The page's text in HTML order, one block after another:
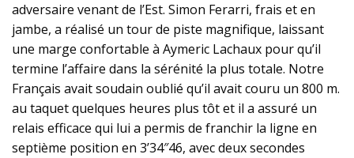
adversaire venant de l’Est. Simon Ferarri, frais et en
jambe, a réalisé un tour de piste magnifique, laissant
une marge confortable à Aymeric Lachaux pour qu’il
termine l’affaire dans la sérénité la plus totale. Notre
Français avait soudain oublié qu’il avait couru un 800 m.
au taquet quelques heures plus tôt et il a assuré un
relais efficace qui lui a permis de franchir la ligne en
septième position en 3’34″46, avec deux secondes